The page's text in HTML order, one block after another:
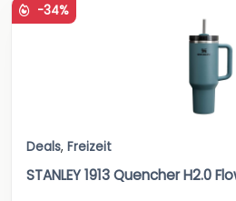
-34%
Deals, Freizeit
STANLEY 1913 Quencher H2.0